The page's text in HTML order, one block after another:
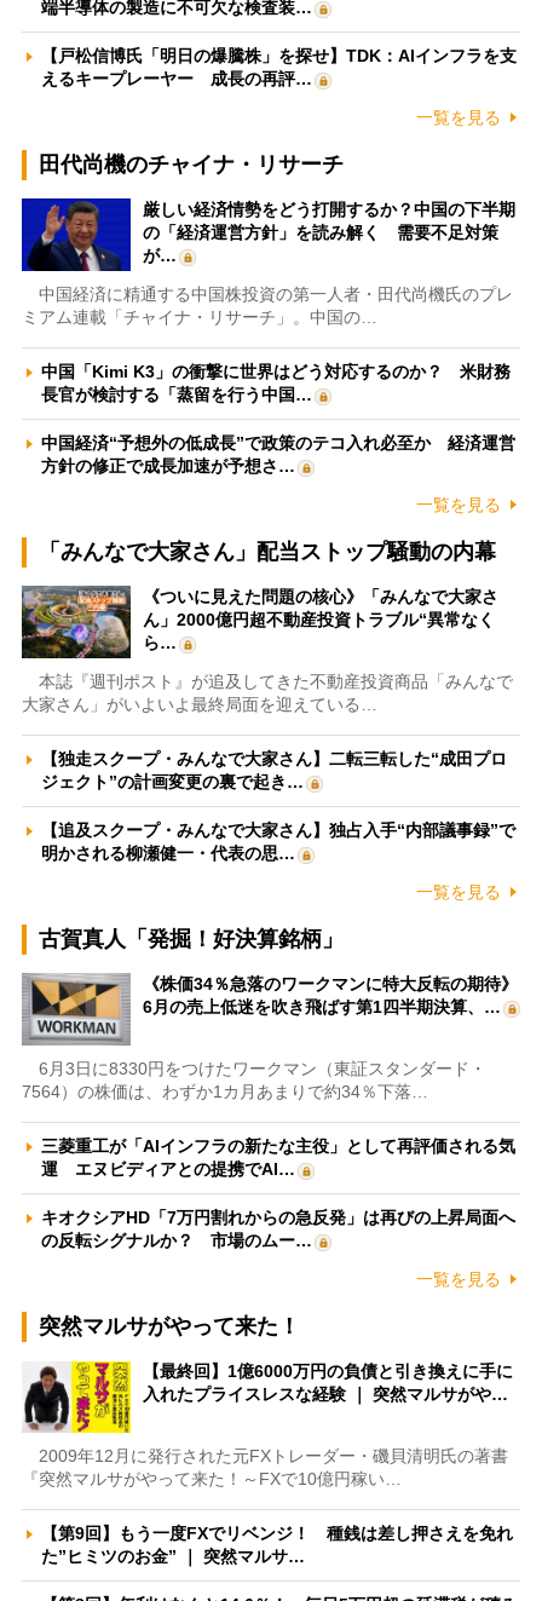
端半導体の製造に不可欠な検査装…
【戸松信博氏「明日の爆騰株」を探せ】TDK：AIインフラを支
えるキープレーヤー 成長の再評…
一覧を見る
田代尚機のチャイナ・リサーチ
厳しい経済情勢をどう打開するか？中国の下半期
の「経済運営方針」を読み解く 需要不足対策
が…
中国経済に精通する中国株投資の第一人者・田代尚機氏のプレ
ミアム連載「チャイナ・リサーチ」。中国の…
中国「Kimi K3」の衝撃に世界はどう対応するのか？ 米財務
長官が検討する「蒸留を行う中国…
中国経済“予想外の低成長”で政策のテコ入れ必至か 経済運営
方針の修正で成長加速が予想さ…
一覧を見る
「みんなで大家さん」配当ストップ騒動の内幕
《ついに見えた問題の核心》「みんなで大家さ
ん」2000億円超不動産投資トラブル“異常なく
ら…
本誌『週刊ポスト』が追及してきた不動産投資商品「みんなで
大家さん」がいよいよ最終局面を迎えている…
【独走スクープ・みんなで大家さん】二転三転した“成田プロ
ジェクト”の計画変更の裏で起き…
【追及スクープ・みんなで大家さん】独占入手“内部議事録”で
明かされる柳瀬健一・代表の思…
一覧を見る
古賀真人「発掘！好決算銘柄」
《株価34％急落のワークマンに特大反転の期待》
6月の売上低迷を吹き飛ばす第1四半期決算、…
6月3日に8330円をつけたワークマン（東証スタンダード・
7564）の株価は、わずか1カ月あまりで約34％下落…
三菱重工が「AIインフラの新たな主役」として再評価される気
運 エヌビディアとの提携でAI…
キオクシアHD「7万円割れからの急反発」は再びの上昇局面へ
の反転シグナルか？ 市場のムー…
一覧を見る
突然マルサがやって来た！
【最終回】1億6000万円の負債と引き換えに手に
入れたプライスレスな経験 ｜ 突然マルサがや…
2009年12月に発行された元FXトレーダー・磯貝清明氏の著書
『突然マルサがやって来た！～FXで10億円稼い…
【第9回】もう一度FXでリベンジ！ 種銭は差し押さえを免れ
た”ヒミツのお金” ｜ 突然マルサ…